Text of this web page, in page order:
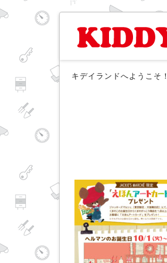
キデイランドへようこそ！